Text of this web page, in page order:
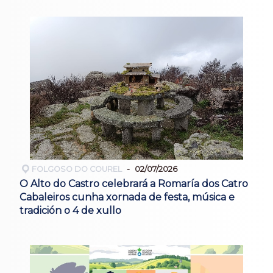
FOLGOSO DO COUREL 02/07/2026
O Alto do Castro celebrará a Romaría dos Catro
Cabaleiros cunha xornada de festa, música e
tradición o 4 de xullo